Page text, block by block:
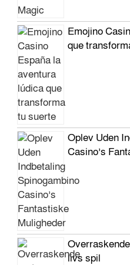
Emojino
que
Oplev Uden
Casino’s
livs spil